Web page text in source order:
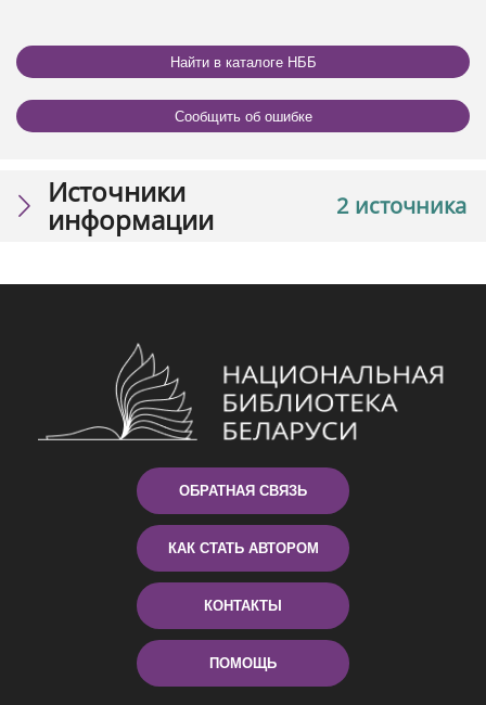
Найти в каталоге НББ
Сообщить об ошибке
2 источника
Источники
информации
ОБРАТНАЯ СВЯЗЬ
КАК СТАТЬ АВТОРОМ
КОНТАКТЫ
ПОМОЩЬ